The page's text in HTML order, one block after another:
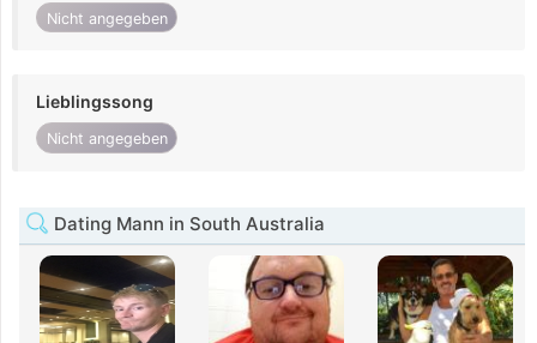
Nicht angegeben
Lieblingssong
Nicht angegeben
Dating Mann in South Australia